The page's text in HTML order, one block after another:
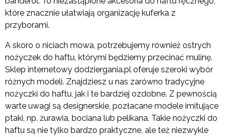
które znacznie ułatwiają organizację kuferka z
przyborami.
A skoro o niciach mowa, potrzebujemy również ostrych
nożyczek do haftu, którymi będziemy przecinać mulinę.
Sklep internetowy dodziergania.pl oferuje szeroki wybór
różnych modeli. Znajdziesz u nas zarówno tradycyjne
nożyczki do haftu, jak i te bardziej ozdobne. Z pewnością
warte uwagi są designerskie, pozłacane modele imitujące
ptaki, np. żurawia, bociana lub pelikana. Takie nożyczki do
haftu są nie tylko bardzo praktyczne, ale też niezwykle